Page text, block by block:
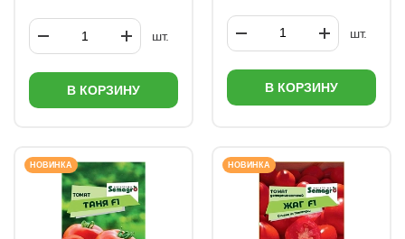
шт.
В КОРЗИНУ
шт.
В КОРЗИНУ
НОВИНКА НОВИНКА